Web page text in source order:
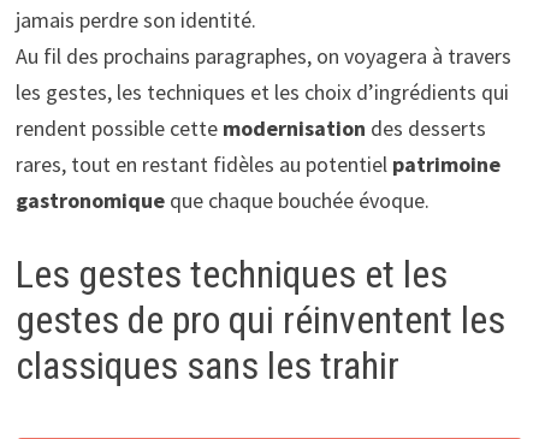
jamais perdre son identité.
Au fil des prochains paragraphes, on voyagera à travers
les gestes, les techniques et les choix d’ingrédients qui
rendent possible cette modernisation des desserts
rares, tout en restant fidèles au potentiel patrimoine
gastronomiqueque chaque bouchée évoque.
Les gestes techniques et les
gestes de pro qui réinventent les
classiques sans les trahir